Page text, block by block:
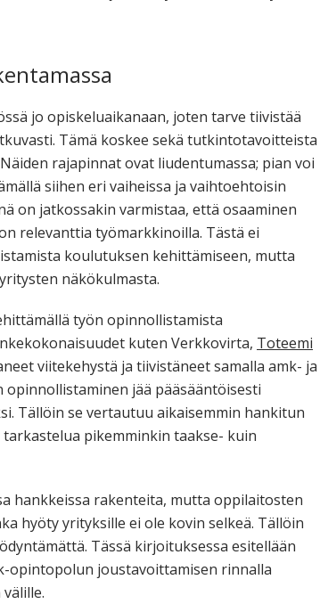
jo opiskeluaikanaan, joten tarve tiivistää
Tämä koskee sekä tutkintotavoitteista
rajapinnat ovat liudentumassa; pian voi
siihen eri vaiheissa ja vaihtoehtoisin
on jatkossakin varmistaa, että osaaminen
relevanttia työmarkkinoilla. Tästä ei
koulutuksen kehittämiseen, mutta
näkökulmasta.
työn opinnollistamista
kuten Verkkovirta, Toteemi
viitekehystä ja tiivistäneet samalla amk- ja
jää pääsääntöisesti
Tällöin se vertautuu aikaisemmin hankitun
pikemminkin taakse- kuin
hankkeissa rakenteita, mutta oppilaitosten
hyöty yrityksille ei ole kovin selkeä. Tällöin
Tässä kirjoituksessa esitellään
opintopolun joustavoittamisen rinnalla